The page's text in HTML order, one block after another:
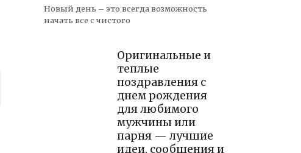
Новый день – это всегда возможность
начать все с чистого
Оригинальные и
теплые
поздравления с
днем рождения
для любимого
мужчины или
парня — лучшие
идеи, сообщения и